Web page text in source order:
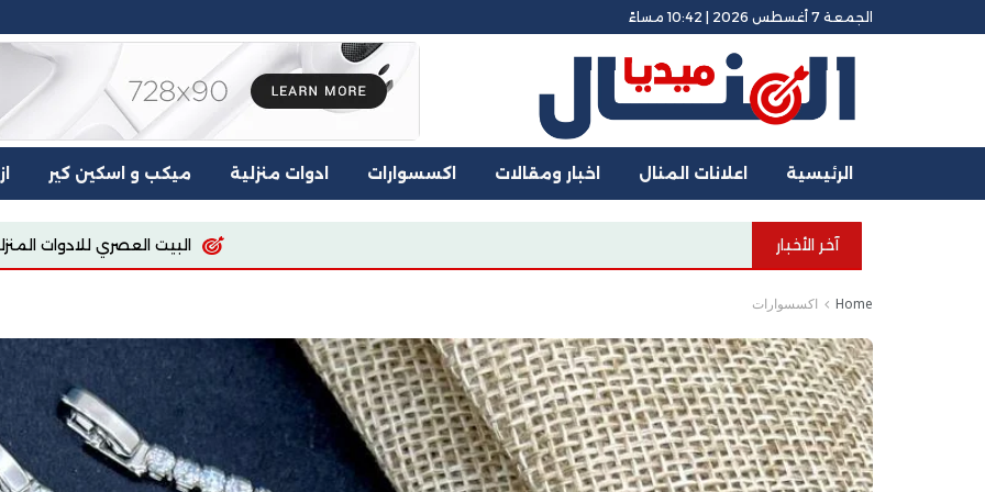
الجمعة 7 أغسطس 2026 | 10:42 مساءً
الرئيسية اعلانات المنال اخبار ومقالات اكسسوارات ادوات منزلية ميكب و اسكين كير
آخر الأخبار اسيا للملابس والمفروشات
Home اكسسوارات